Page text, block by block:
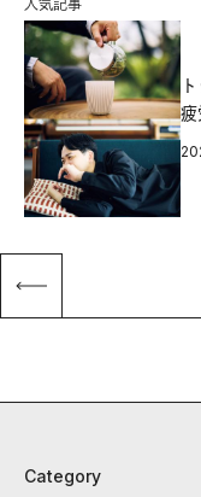
人気記事
疲
Category